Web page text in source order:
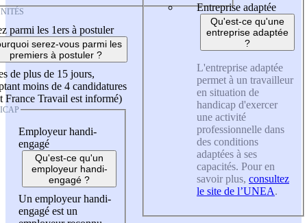
parmi les 1ers à postuler
serez-vous parmi les
premiers à postuler ?
de plus de 15 jours,
moins de 4 candidatures
France Travail est informé)
Employeur handi-
engagé
Qu'est-ce qu'un
employeur handi-
engagé ?
Un employeur handi-
engagé est un
Entreprise adaptée
Qu'est-ce qu'une
entreprise adaptée
?
L'entreprise adaptée
permet à un travailleur
en situation de
handicap d'exercer
une activité
professionnelle dans
des conditions
adaptées à ses
capacités. Pour en
savoir plus, consultez
le site de l’UNEA.